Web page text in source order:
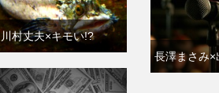
長澤まさみ×
川村丈夫×キモい!?